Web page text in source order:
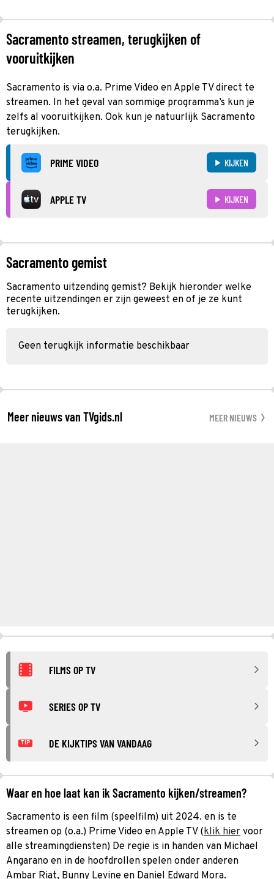
Sacramento streamen, terugkijken of
vooruitkijken
Sacramento is via o.a. Prime Video en Apple TV direct te
streamen. In het geval van sommige programma’s kun je
zelfs al vooruitkijken. Ook kun je natuurlijk Sacramento
terugkijken.
PRIME VIDEO KIJKEN
APPLE TV KIJKEN
Sacramento gemist
Sacramento uitzending gemist? Bekijk hieronder welke
recente uitzendingen er zijn geweest en of je ze kunt
terugkijken.
Geen terugkijk informatie beschikbaar
Meer nieuws van TVgids.nl MEER NIEUWS
FILMS OP TV
SERIES OP TV
TIP DE KIJKTIPS VAN VANDAAG
Waar en hoe laat kan ik Sacramento kijken/streamen?
Sacramento is een film (speelfilm) uit 2024. en is te
streamen op (o.a.) Prime Video en Apple TV (klik hier voor
alle streamingdiensten) De regie is in handen van Michael
Angarano en in de hoofdrollen spelen onder anderen
Ambar Riat, Bunny Levine en Daniel Edward Mora.